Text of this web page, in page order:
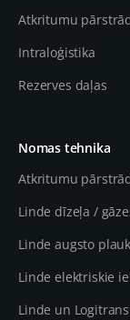
Atkritumu
Intraloģistika
Rezerves daļas
Nomas tehnika
Atkritumu
Linde dīzeļa /
Linde augsto
Linde elektriskie
Linde un